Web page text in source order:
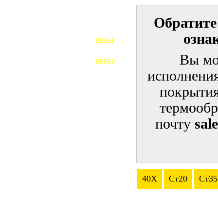
Вы
почту
40Х Ст20 Ст35
ЦЕНЫ
ЦЕНЫ